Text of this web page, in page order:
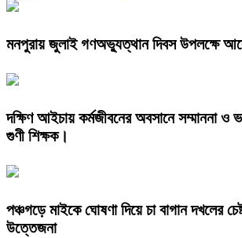
মনপুরায় জুলাই গণঅভ্যুত্থান দিবস উপলক্ষে
দক্ষিণ আইচায় কর্মজীবনের অবসানে সম্মাননা ও
গুণী শিক্ষক।
পঞ্চগড়ে মাইকে ঘোষণা দিয়ে চা বাগান দখলের
উত্তেজনা